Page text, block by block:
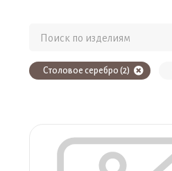
Столовое серебро (2)